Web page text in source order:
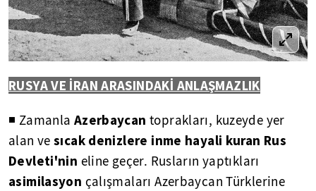
RUSYA VE İRAN ARASINDAKİ ANLAŞMAZLIK
◾ Zamanla Azerbaycan toprakları, kuzeyde yer
alan vesıcak denizlere inme hayali kuran Rus
Devleti'nin eline geçer. Rusların yaptıkları
asimilasyon çalışmaları Azerbaycan Türklerine